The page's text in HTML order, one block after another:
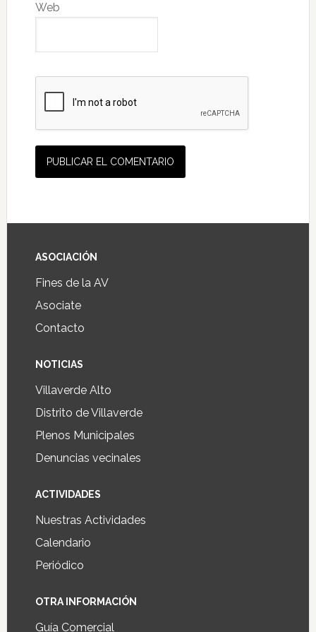
Web
ASOCIACIÓN
Fines de la AV
Asociate
Contacto
NOTICIAS
Villaverde Alto
Distrito de Villaverde
Plenos Municipales
Denuncias vecinales
ACTIVIDADES
Nuestras Actividades
Calendario
Periódico
OTRA INFORMACIÓN
Guía Comercial